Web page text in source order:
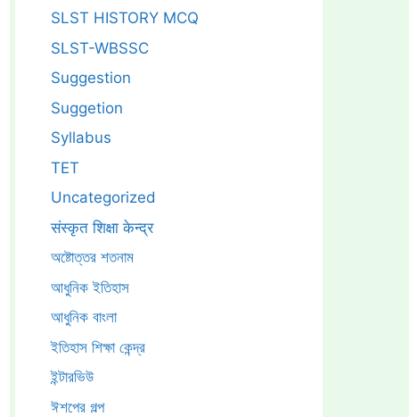
SLST HISTORY MCQ
SLST-WBSSC
Suggestion
Suggetion
Syllabus
TET
Uncategorized
संस्कृत शिक्षा केन्द्र
অষ্টোত্তর শতনাম
আধুনিক ইতিহাস
আধুনিক বাংলা
ইতিহাস শিক্ষা কেন্দ্র
ইন্টারভিউ
ঈশপের গল্প